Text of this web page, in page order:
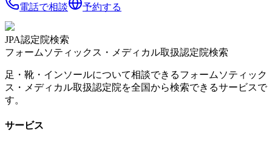
電話で相談
予約する
JPA認定院検索
フォームソティックス・メディカル取扱認定院検索
足・靴・インソールについて相談できるフォームソティック
ス・メディカル取扱認定院を全国から検索できるサービスで
す。
サービス